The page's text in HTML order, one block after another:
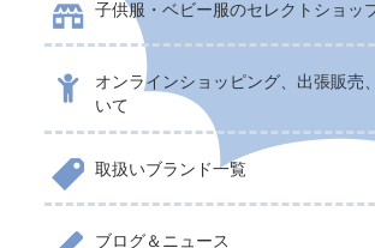
子供服・ベビー服のセレクトショッ
オンラインショッピング、出張販売
いて
取扱いブランド一覧
ブログ＆ニュース